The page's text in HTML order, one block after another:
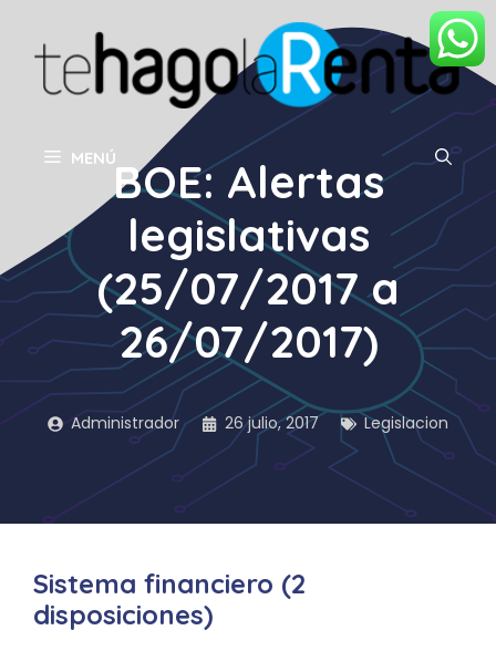
contenido
MENÚBOE: Alertas
legislativas
(25/07/2017 a
26/07/2017)
Administrador 26 julio, 2017 Legislacion
Sistema financiero (2
disposiciones)